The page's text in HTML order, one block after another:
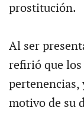
prostitución.
Al ser
refirió que
pertenencias,
motivo de su